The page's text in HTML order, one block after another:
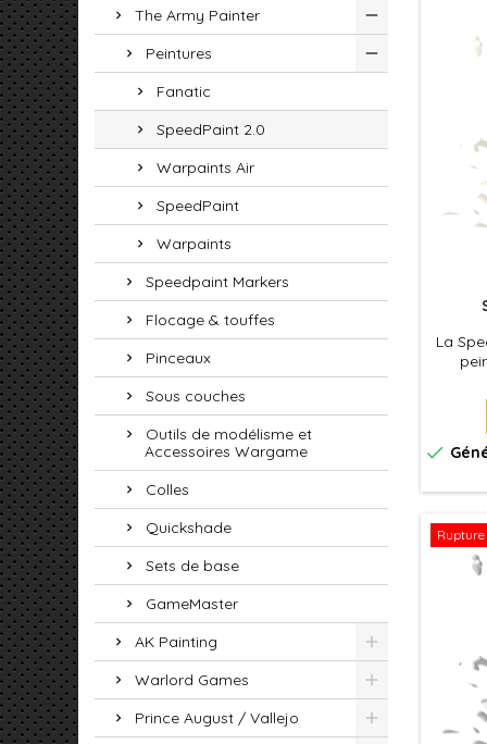
The Army Painter
Peintures
Fanatic
SpeedPaint 2.0
Warpaints Air
SpeedPaint
Warpaints
Speedpaint Markers
Flocage & touffes
Pinceaux
Sous couches
Outils de modélisme et
Accessoires Wargame
Colles
Quickshade
Sets de base
GameMaster
AK Painting
Warlord Games
Prince August / Vallejo
La
effet
